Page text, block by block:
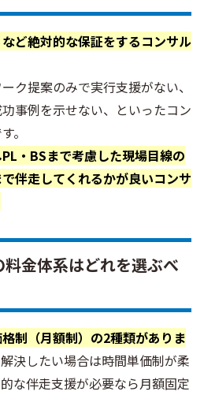
など絶対的な保証をするコンサル
ク提案のみで実行支援がない、
事例を示せない、といったコン
。
・BSまで考慮した現場目線の
伴走してくれるかが良いコンサ
金体系はどれを選ぶべ
制（月額制）の2種類がありま
決したい場合は時間単価制が柔
な伴走支援が必要なら月額固定